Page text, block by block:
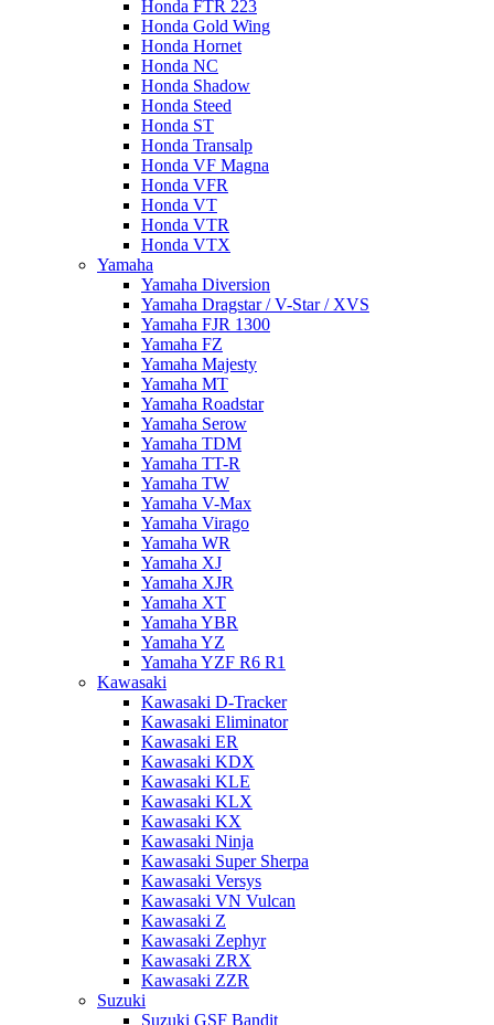
Honda FTR 223
Honda Gold Wing
Honda Hornet
Honda NC
Honda Shadow
Honda Steed
Honda ST
Honda Transalp
Honda VF Magna
Honda VFR
Honda VT
Honda VTR
Honda VTX
Yamaha
Yamaha Diversion
Yamaha Dragstar / V-Star / XVS
Yamaha FJR 1300
Yamaha FZ
Yamaha Majesty
Yamaha MT
Yamaha Roadstar
Yamaha Serow
Yamaha TDM
Yamaha TT-R
Yamaha TW
Yamaha V-Max
Yamaha Virago
Yamaha WR
Yamaha XJ
Yamaha XJR
Yamaha XT
Yamaha YBR
Yamaha YZ
Yamaha YZF R6 R1
Kawasaki
Kawasaki D-Tracker
Kawasaki Eliminator
Kawasaki ER
Kawasaki KDX
Kawasaki KLE
Kawasaki KLX
Kawasaki KX
Kawasaki Ninja
Kawasaki Super Sherpa
Kawasaki Versys
Kawasaki VN Vulcan
Kawasaki Z
Kawasaki Zephyr
Kawasaki ZRX
Kawasaki ZZR
Suzuki
Suzuki GSF Bandit